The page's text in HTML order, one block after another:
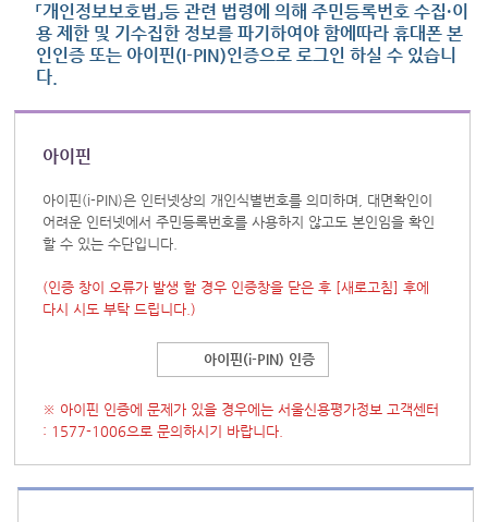
「개인정보보호법」등 관련 법령에 의해 주민등록번호 수집·이
용 제한 및 기수집한 정보를 파기하여야 함에따라 휴대폰 본
인인증 또는 아이핀(I-PIN)인증으로 로그인 하실 수 있습니
다.
아이핀
아이핀(i-PIN)은 인터넷상의 개인식별번호를 의미하며, 대면확인이
어려운 인터넷에서 주민등록번호를 사용하지 않고도 본인임을 확인
할 수 있는 수단입니다.
(인증 창이 오류가 발생 할 경우 인증창을 닫은 후 [새로고침] 후에
다시 시도 부탁 드립니다.)
아이핀(i-PIN) 인증
※ 아이핀 인증에 문제가 있을 경우에는 서울신용평가정보 고객센터
: 1577-1006으로 문의하시기 바랍니다.